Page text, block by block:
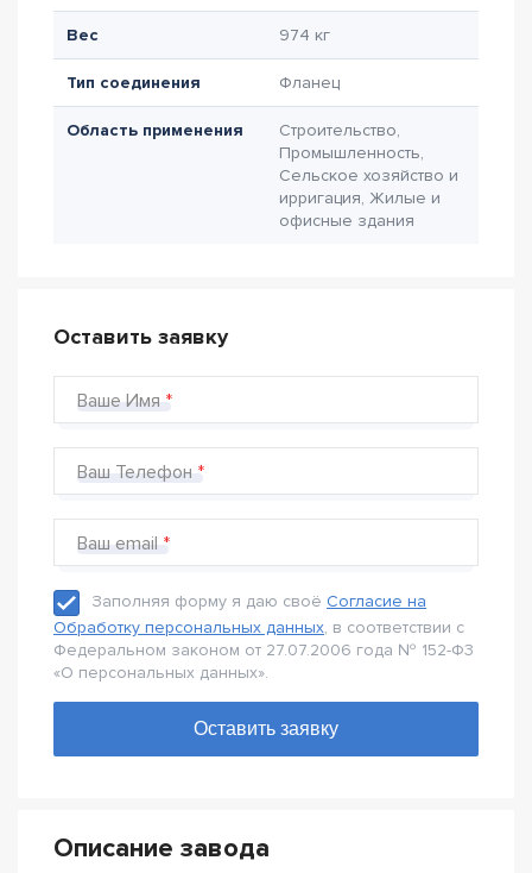
Вес 974 кг
Тип соединения Фланец
Область применения
Строительство,
Промышленность,
Сельское хозяйство и
ирригация, Жилые и
офисные здания
Оставить заявку
Ваше Имя
Ваш Телефон
Ваш email
Заполняя форму я даю своё Согласие на
Обработку персональных данных, в соответствии с
Федеральном законом от 27.07.2006 года № 152-Ф3
«О персональных данных».
Описание завода